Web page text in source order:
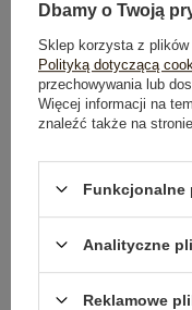
GŁÓWNE PARAMETRY
WYSYŁKA I DOSTAWA
ZWROTY I REKLAMACJE
Dbamy o Twoją
Sklep korzysta z plików
Polityką dotyczącą
przechowywania lub
Więcej informacji na
znaleźć także na stronie
Funkcjonalne
Analityczne
Reklamowe